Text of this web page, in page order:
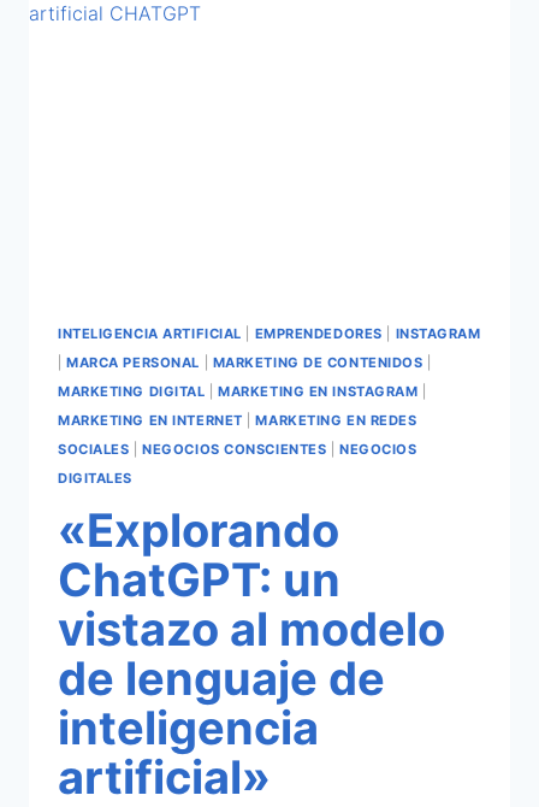
INTELIGENCIA ARTIFICIAL EMPRENDEDORES
INSTAGRAM
|MARCA PERSONAL MARKETING DE CONTENIDOS
MARKETING DIGITAL |MARKETING EN INSTAGRAM
MARKETING EN INTERNET |MARKETING EN REDES
SOCIALES |NEGOCIOS CONSCIENTES |NEGOCIOS
DIGITALES
«Explorando
ChatGPT: un
vistazo al modelo
de lenguaje de
inteligencia
artificial»